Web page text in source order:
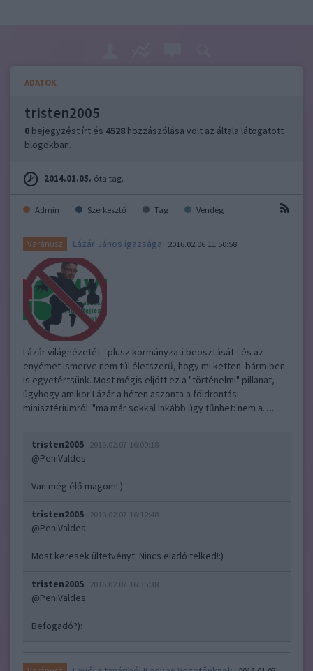
ADATOK
tristen2005
0 bejegyzést írt és 4528 hozzászólása volt az általa látogatott
blogokban.
2014.01.05. óta tag.
Admin Szerkesztő Tag Vendég
Varánusz Lázár János igazsága 2016.02.06 11:50:58
Lázár világnézetét - plusz kormányzati beosztását - és az
enyémet ismerve nem túl életszerű, hogy mi ketten bármiben
is egyetértsünk. Most mégis eljött ez a "történelmi" pillanat,
úgyhogy amikor Lázár a héten aszonta a földrontási
minisztériumról: "ma már sokkal inkább úgy tűnhet: nem a…..
tristen2005 2016.02.07 16:09:18
@PeniValdes:
Van még élő magom!:)
tristen2005 2016.02.07 16:12:48
@PeniValdes:
Most keresek ültetvényt. Nincs eladó telked!:)
tristen2005 2016.02.07 16:35:38
@PeniValdes:
Befogadó?):